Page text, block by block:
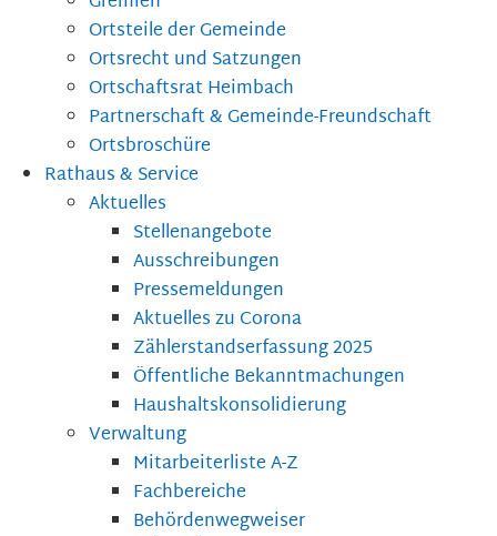
Ortsteile der Gemeinde
Ortsrecht und Satzungen
Ortschaftsrat Heimbach
Partnerschaft & Gemeinde-Freundschaft
Ortsbroschüre
Rathaus & Service
Aktuelles
Stellenangebote
Ausschreibungen
Pressemeldungen
Aktuelles zu Corona
Zählerstandserfassung 2025
Öffentliche Bekanntmachungen
Haushaltskonsolidierung
Verwaltung
Mitarbeiterliste A-Z
Fachbereiche
Behördenwegweiser